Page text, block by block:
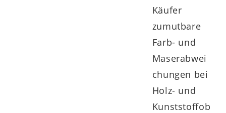
Käufer
zumutbare
Farb- und
Maserabwei
chungen bei
Holz- und
Kunststoffob